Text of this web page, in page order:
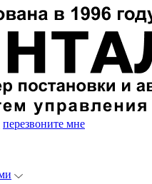
перезвоните мне